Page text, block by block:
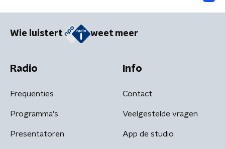
Wie luistert weet meer
Radio
Frequenties
Programma's
Presentatoren
Info
Contact
Veelgestelde vragen
App de studio